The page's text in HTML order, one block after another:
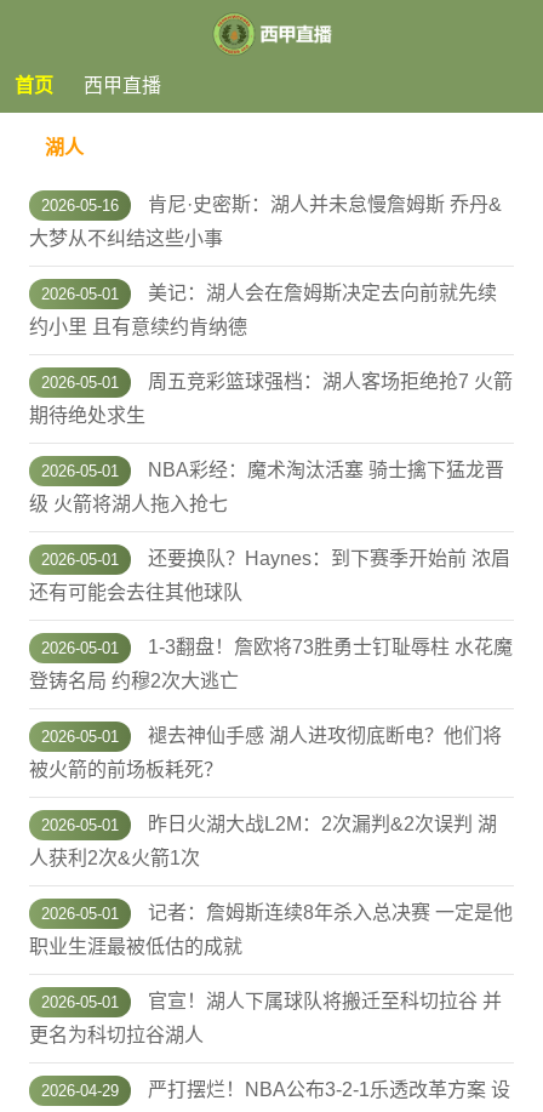
首页 西甲直播
湖人
2026-05-16
肯尼·史密斯：湖人并未怠慢詹姆斯 乔丹&
大梦从不纠结这些小事
2026-05-01
美记：湖人会在詹姆斯决定去向前就先续
约小里 且有意续约肯纳德
2026-05-01
周五竞彩篮球强档：湖人客场拒绝抢7 火箭
期待绝处求生
2026-05-01
NBA彩经：魔术淘汰活塞 骑士擒下猛龙晋
级 火箭将湖人拖入抢七
2026-05-01
还要换队？Haynes：到下赛季开始前 浓眉
还有可能会去往其他球队
2026-05-01
1-3翻盘！詹欧将73胜勇士钉耻辱柱 水花魔
登铸名局 约穆2次大逃亡
2026-05-01
褪去神仙手感 湖人进攻彻底断电？他们将
被火箭的前场板耗死？
2026-05-01
昨日火湖大战L2M：2次漏判&2次误判 湖
人获利2次&火箭1次
2026-05-01
记者：詹姆斯连续8年杀入总决赛 一定是他
职业生涯最被低估的成就
2026-05-01
官宣！湖人下属球队将搬迁至科切拉谷 并
更名为科切拉谷湖人
2026-04-29
严打摆烂！NBA公布3-2-1乐透改革方案 设